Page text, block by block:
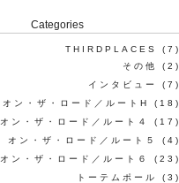
Categories
THIRDPLACES
(7)
その他
(2)
インタビュー
(7)
オン・ザ・ロード／ルートH
(18)
オン・ザ・ロード／ルート４
(17)
オン・ザ・ロード／ルート５
(4)
オン・ザ・ロード／ルート６
(23)
トーテムポール
(3)